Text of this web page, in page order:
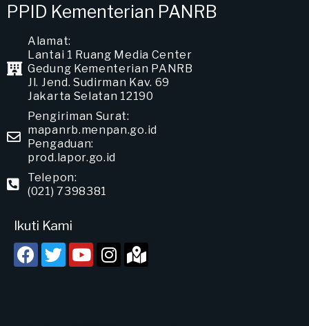
PPID Kementerian PANRB
Alamat:
Lantai 1 Ruang Media Center
Gedung Kementerian PANRB
Jl. Jend. Sudirman Kav. 69
Jakarta Selatan 12190
Pengiriman Surat:
mapanrb.menpan.go.id
Pengaduan:
prod.lapor.go.id
Telepon:
(021) 7398381
Ikuti Kami